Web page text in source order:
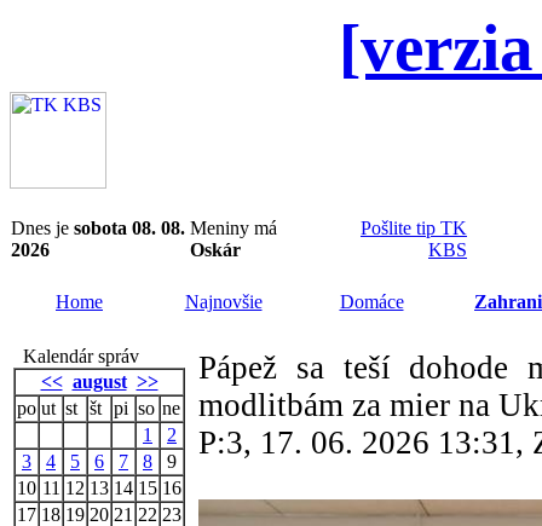
Dnes je sobota 08. 08.
2026
Meniny má
Oskár
Pošlite tip TK
KBS
Home Najnovšie Domáce
Kalendár správ
<< august >>
po ut st št pi so ne
1
2
3
4 5 6 7 8
9
10 11 12 13 14 15 16
17 18 19 20 21 22 23
Pápež sa teší
modlitbám za mier na
P:3, 17. 06. 2026 13:31,